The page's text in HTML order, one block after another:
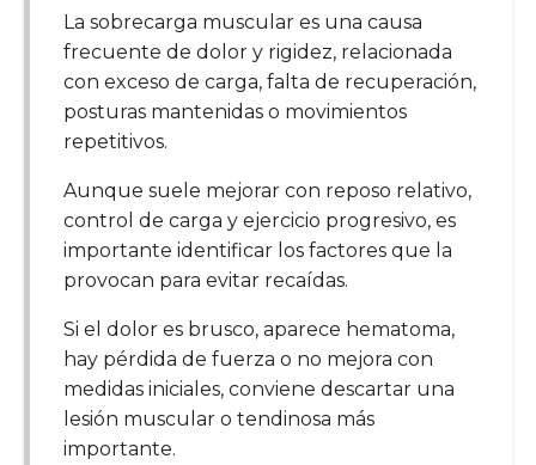
La sobrecarga muscular es una causa
frecuente de dolor y rigidez, relacionada
con exceso de carga, falta de recuperación,
posturas mantenidas o movimientos
repetitivos.
Aunque suele mejorar con reposo relativo,
control de carga y ejercicio progresivo, es
importante identificar los factores que la
provocan para evitar recaídas.
Si el dolor es brusco, aparece hematoma,
hay pérdida de fuerza o no mejora con
medidas iniciales, conviene descartar una
lesión muscular o tendinosa más
importante.